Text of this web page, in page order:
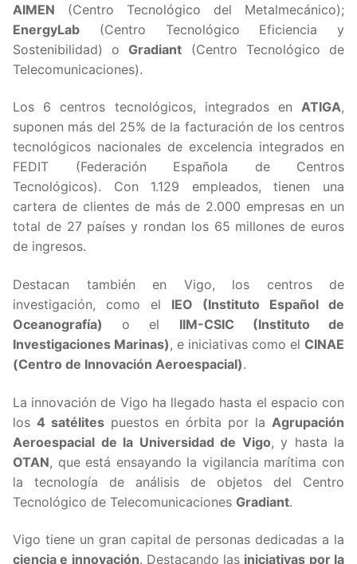
AIMEN (Centro Tecnológico del Metalmecánico);
EnergyLab (Centro Tecnológico Eficiencia y
Sostenibilidad) o Gradiant (Centro Tecnológico de
Telecomunicaciones).
Los 6 centros tecnológicos, integrados en ATIGA,
suponen más del 25% de la facturación de los centros
tecnológicos nacionales de excelencia integrados en
FEDIT (Federación Española de Centros
Tecnológicos). Con 1.129 empleados, tienen una
cartera de clientes de más de 2.000 empresas en un
total de 27 países y rondan los 65 millones de euros
de ingresos.
Destacan también en Vigo, los centros de
investigación, como el IEO (Instituto Español de
Oceanografía) o el IIM-CSIC (Instituto de
Investigaciones Marinas), e iniciativas como el CINAE
(Centro de Innovación Aeroespacial).
La innovación de Vigo ha llegado hasta el espacio con
los 4 satélites puestos en órbita por la Agrupación
Aeroespacial de la Universidad de Vigo, y hasta la
OTAN, que está ensayando la vigilancia marítima con
la tecnología de análisis de objetos del Centro
Tecnológico de Telecomunicaciones Gradiant.
Vigo tiene un gran capital de personas dedicadas a la
ciencia e innovación. Destacando las iniciativas por la